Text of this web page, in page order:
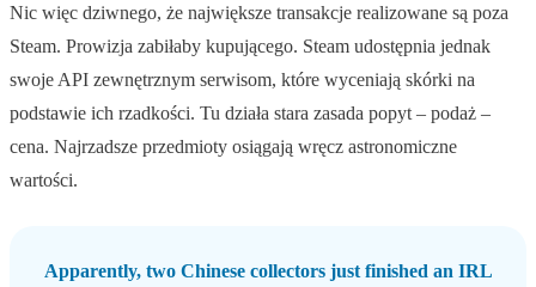
Nic więc dziwnego, że największe transakcje realizowane są poza
Steam. Prowizja zabiłaby kupującego. Steam udostępnia jednak
swoje API zewnętrznym serwisom, które wyceniają skórki na
podstawie ich rzadkości. Tu działa stara zasada popyt – podaż –
cena. Najrzadsze przedmioty osiągają wręcz astronomiczne
wartości.
Apparently, two Chinese collectors just finished an IRL